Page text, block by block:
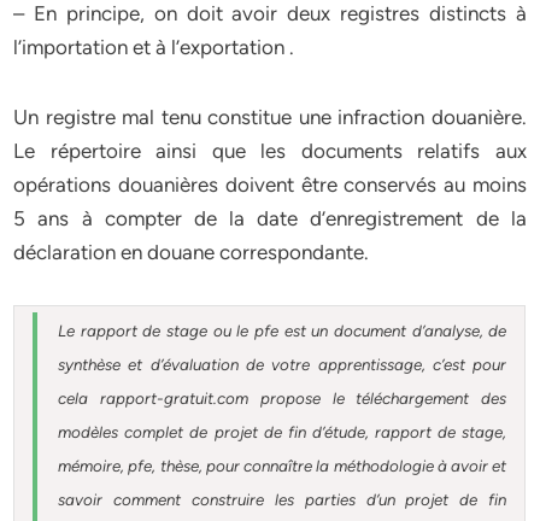
– En principe, on doit avoir deux registres distincts à
l’importation et à l’exportation .
Un registre mal tenu constitue une infraction douanière.
Le répertoire ainsi que les documents relatifs aux
opérations douanières doivent être conservés au moins
5 ans à compter de la date d’enregistrement de la
déclaration en douane correspondante.
Le rapport de stage ou le pfe est un document d’analyse, de
synthèse et d’évaluation de votre apprentissage, c’est pour
cela rapport-gratuit.com propose le téléchargement des
modèles complet de projet de fin d’étude, rapport de stage,
mémoire, pfe, thèse, pour connaître la méthodologie à avoir et
savoir comment construire les parties d’un projet de fin